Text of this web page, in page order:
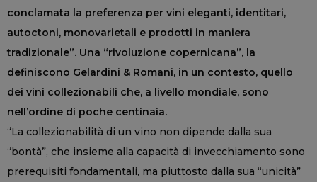
conclamata la preferenza per vini eleganti, identitari,
autoctoni, monovarietali e prodotti in maniera
tradizionale”. Una “rivoluzione copernicana”, la
definiscono Gelardini & Romani, in un contesto, quello
dei vini collezionabili che, a livello mondiale, sono
nell’ordine di poche centinaia.
“La collezionabilità di un vino non dipende dalla sua
“bontà”, che insieme alla capacità di invecchiamento sono
prerequisiti fondamentali, ma piuttosto dalla sua “unicità”